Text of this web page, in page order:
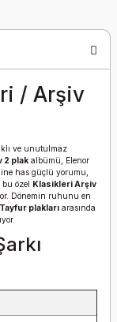
/ Arşiv
ve unutulmaz
2 plak albümü, Elenor
has güçlü yorumu,
özel Klasikleri Arşiv
Dönemin ruhunu en
plakları arasında